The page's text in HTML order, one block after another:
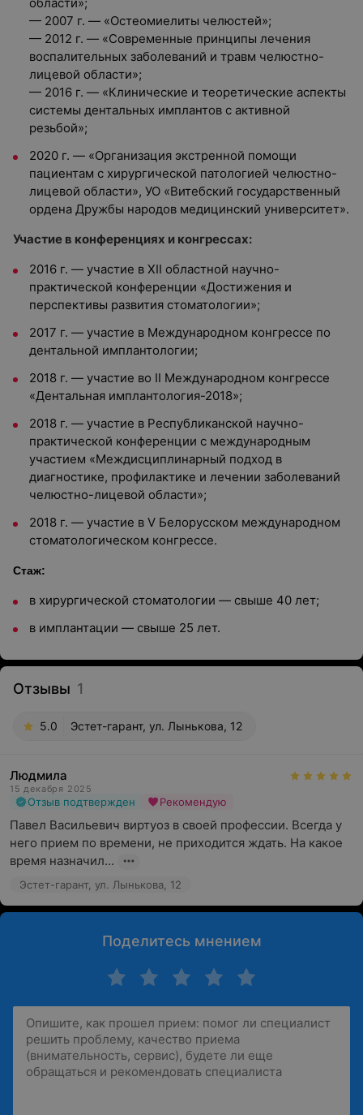
— 2007 г. — «Остеомиелиты челюстей»;
— 2012 г. — «Современные принципы лечения
воспалительных заболеваний и травм челюстно-
лицевой области»;
— 2016 г. — «Клинические и теоретические аспекты
системы дентальных имплантов с активной
резьбой»;
2020 г. — «Организация экстренной помощи
пациентам с хирургической патологией челюстно-
лицевой области», УО «Витебский государственный
ордена Дружбы народов медицинский университет».
Участие в конференциях и конгрессах:
2016 г. — участие в XII областной научно-
практической конференции «Достижения и
перспективы развития стоматологии»;
2017 г. — участие в Международном конгрессе по
дентальной имплантологии;
2018 г. — участие во II Международном конгрессе
«Дентальная имплантология-2018»;
2018 г. — участие в Республиканской научно-
практической конференции с международным
участием «Междисциплинарный подход в
диагностике, профилактике и лечении заболеваний
челюстно-лицевой области»;
2018 г. — участие в V Белорусском международном
стоматологическом конгрессе.
Стаж:
в хирургической стоматологии — свыше 40 лет;
в имплантации — свыше 25 лет.
Отзывы 1
5.0 Эстет-гарант, ул. Лынькова, 12
Людмила
15 декабря 2025
Отзыв подтвержден Рекомендую
Павел Васильевич виртуоз в своей профессии. Всегда у
него прием по времени, не приходится ждать. На какое
время назначил...
Эстет-гарант, ул. Лынькова, 12
Поделитесь мнением